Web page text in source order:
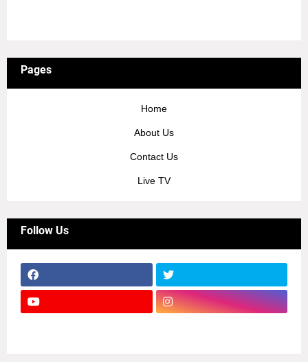
Pages
Home
About Us
Contact Us
Live TV
Follow Us